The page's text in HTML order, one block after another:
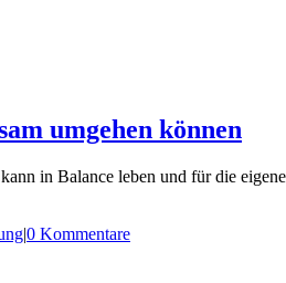
umgehen können
in Balance leben und für die
|0 Kommentare